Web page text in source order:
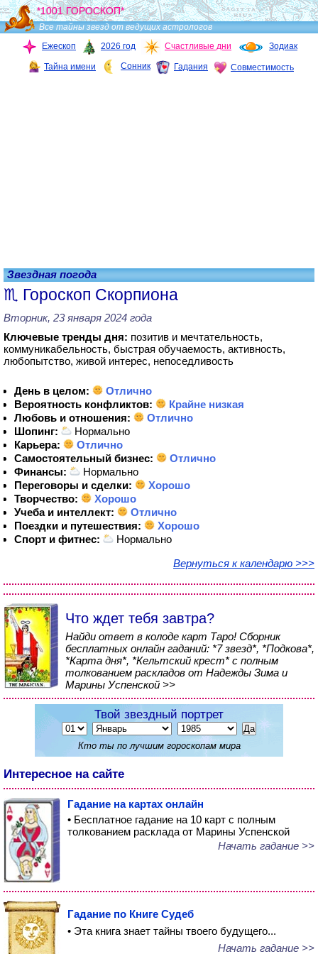
*1001 ГОРОСКОП*
Все тайны звезд от ведущих астрологов
Ежескоп
2026 год Счастливые дни Зодиак
Тайна имени Сонник Гадания Совместимость
Звездная погода
Гороскоп Скорпиона
Вторник, 23 января 2024 года
Ключевые тренды дня: позитив и мечтательность,
коммуникабельность, быстрая обучаемость, активность,
любопытство, живой интерес, непоседливость
День в целом:
Отлично
Вероятность конфликтов:
Крайне низкая
Любовь и отношения:
Отлично
Шопинг:
Нормально
Карьера:
Отлично
Самостоятельный бизнес:
Отлично
Финансы:
Нормально
Переговоры и сделки:
Хорошо
Творчество:
Хорошо
Учеба и интеллект:
Отлично
Поездки и путешествия:
Хорошо
Спорт и фитнес:
Нормально
Вернуться к календарю >>>
Что ждет тебя завтра?
Найди ответ в колоде карт Таро! Сборник
бесплатных онлайн гаданий: *7 звезд*, *Подкова*,
*Карта дня*, *Кельтский крест* с полным
толкованием раскладов от Надежды Зима и
Марины Успенской >>
Твой звездный портрет
Кто ты по лучшим гороскопам мира
Интересное на сайте
Гадание на картах онлайн
• Бесплатное гадание на 10 карт с полным
толкованием расклада от Марины Успенской
Начать гадание >>
Гадание по Книге Судеб
• Эта книга знает тайны твоего будущего...
Начать гадание >>